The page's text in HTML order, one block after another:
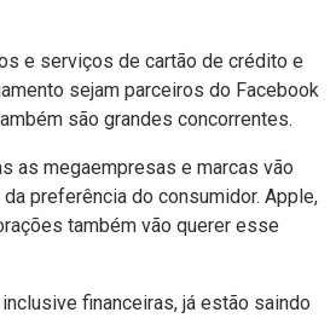
e serviços de cartão de crédito e
sejam parceiros do Facebook
são grandes concorrentes.
as megaempresas e marcas vão
preferência do consumidor. Apple,
também vão querer esse
financeiras, já estão saindo